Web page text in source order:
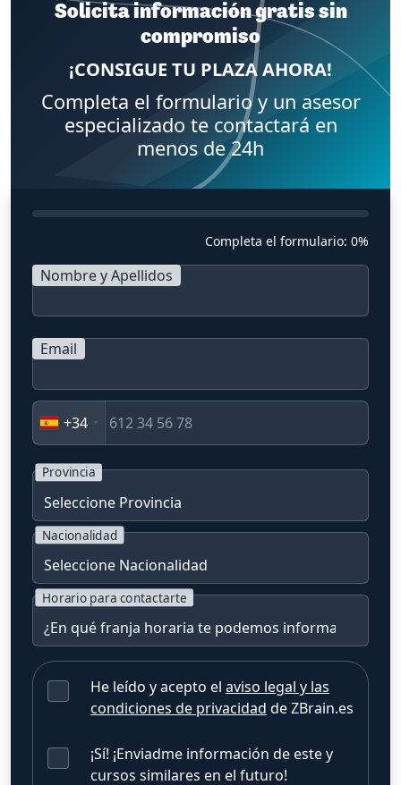
Solicita información gratis sin
compromiso
¡CONSIGUE TU PLAZA AHORA!
Completa el formulario y un asesor
especializado te contactará en
menos de 24h
Completa el formulario: 0%
Nombre y Apellidos
Email
+34
Provincia
Nacionalidad
Horario para contactarte
He leído y acepto el aviso legal y las
condiciones de privacidad de ZBrain.es
¡Sí! ¡Enviadme información de este y
cursos similares en el futuro!